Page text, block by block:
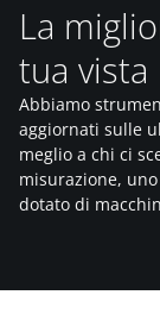
La
tua vista
Abbiamo
aggiornati sulle
meglio a chi ci
misurazione,
dotato di